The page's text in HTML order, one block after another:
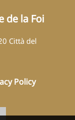
de la Foi
Città del
Policy